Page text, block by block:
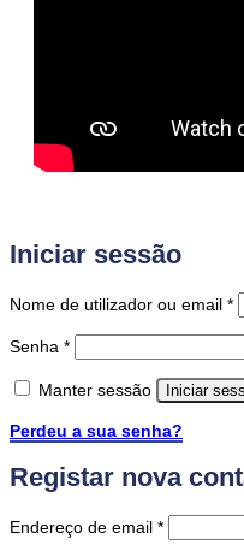
Iniciar sessão
Nome de utilizador ou email *
Senha *Obrigatório
Manter sessão Iniciar
Perdeu a sua senha?
Registar nova
Endereço de email *Obrigatório